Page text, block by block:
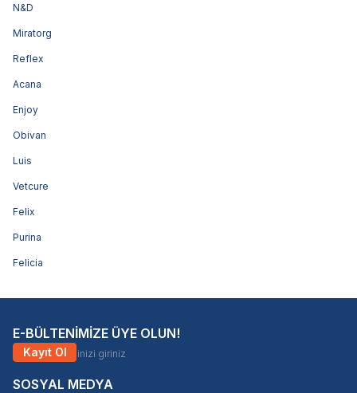
N&D
Miratorg
Reflex
Acana
Enjoy
Obivan
Luis
Vetcure
Felix
Purina
Felicia
E-BÜLTENİMİZE ÜYE OLUN!
Kayıt Ol
SOSYAL MEDYA